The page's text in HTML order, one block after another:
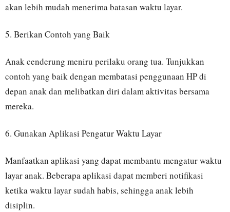
akan lebih mudah menerima batasan waktu layar.
5. Berikan Contoh yang Baik
Anak cenderung meniru perilaku orang tua. Tunjukkan
contoh yang baik dengan membatasi penggunaan HP di
depan anak dan melibatkan diri dalam aktivitas bersama
mereka.
6. Gunakan Aplikasi Pengatur Waktu Layar
Manfaatkan aplikasi yang dapat membantu mengatur waktu
layar anak. Beberapa aplikasi dapat memberi notifikasi
ketika waktu layar sudah habis, sehingga anak lebih
disiplin.